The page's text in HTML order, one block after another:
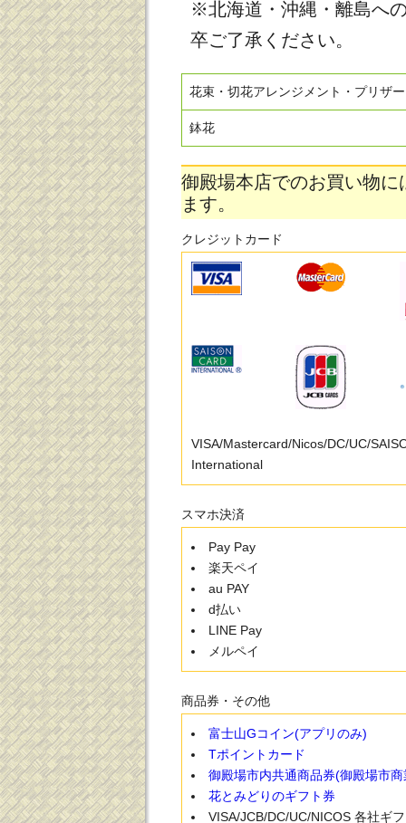
※北海道・沖縄・離島へ
卒ご了承ください。
花束・切花アレンジメント・プリザ
鉢花
御殿場本店でのお買い物
ます。
クレジットカード
VISA/Mastercard/Nicos/DC/UC/
International
スマホ決済
Pay Pay
楽天ペイ
au PAY
d払い
LINE Pay
メルペイ
商品券・その他
富士山Gコイン(アプリのみ)
Tポイントカード
御殿場市内共通商品券(御殿場市
花とみどりのギフト券
VISA/JCB/DC/UC/NICOS 各社ギ